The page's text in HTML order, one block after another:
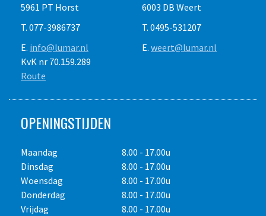
5961 PT Horst
T. 077-3986737
E. info@lumar.nl
6003 DB Weert
T. 0495-531207
E. weert@lumar.nl
KvK nr 70.159.289
Route
OPENINGSTIJDEN
Maandag
Dinsdag
Woensdag
Donderdag
Vrijdag
8.00 - 17.00u
8.00 - 17.00u
8.00 - 17.00u
8.00 - 17.00u
8.00 - 17.00u